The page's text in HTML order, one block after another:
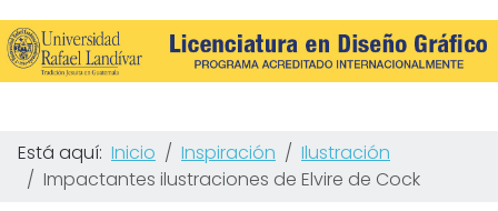
Está aquí: Inicio Inspiración
Ilustración
Impactantes ilustraciones de Elvire de Cock